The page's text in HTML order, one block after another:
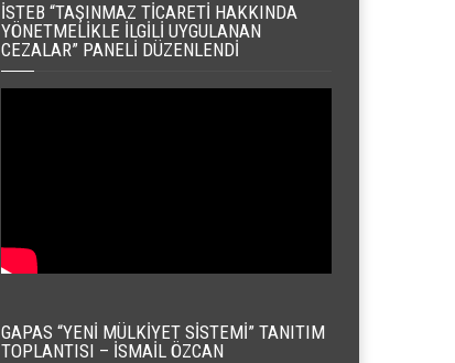
İSTEB “TAŞINMAZ TICARETI HAKKINDA
YÖNETMELIKLE İLGILI UYGULANAN
CEZALAR” PANELI DÜZENLENDI
GAPAS “YENI MÜLKIYET SISTEMI” TANITIM
TOPLANTISI – İSMAIL ÖZCAN